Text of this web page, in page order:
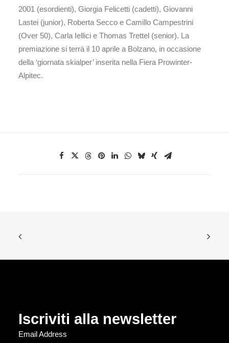
2001 (esordienti), Giorgia Felicetti (cadetti), Giovanni
Lastei (junior), Roberta Secco e Camillo Campestrini
(Over 50), Carla Iellici e Thomas Trettel (senior). La
premiazione si terrà il 10 aprile a Bolzano, in occasione
della ‘giornata skialper’ inserita nella Fiera Prowinter-
Alpitec.
Iscriviti alla newsletter
Email Address